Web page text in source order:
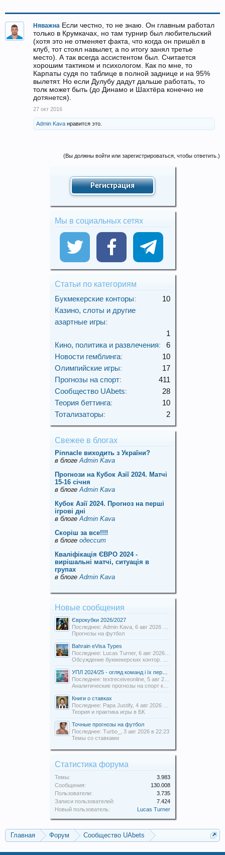
Няважна Если честно, то не знаю. Он главным работал
только в Крумкачах, но там турнир был любительский
(хотя это не отменяет факта, что когда он пришёл в
клуб, тот стоял навылет, а по итогу занял третье
место). А так всегда ассистентом был. Считается
хорошим тактиком и психологом. Как по мне, то
Карпаты судя по таблице в полной заднице и на 95%
вылетят. Но если Дулубу дадут дальше работать, то
толк может быть (до Динамо и Шахтёра конечно не
дотянется).
27 окт 2016
Admin Kava нравится это.
(Вы должны войти или зарегистрироваться, чтобы ответить.)
Регистрация
Мы в социальных сетях
Статьи по категориям
Букмекерские конторы:
10
Казино, слоты и другие
азартные игры:
1
Кино, политика и развлечения:
6
Новости гемблинга:
10
Олимпийские игры:
17
Прогнозы на спорт:
411
Сообщество UAbets:
28
Теория беттинга:
10
Тотализаторы: 2
Свежее в блогах
Pinnacle виходить з України?
в блогеAdmin Kava
Прогнози на Кубок Азії 2024. Матчі
15-16 січня
в блогеAdmin Kava
Кубок Азії 2024. Прогноз на перші
ігрові дні
в блогеAdmin Kava
Скорiш за все!!!!
в блоге одессит
Кваліфікація ЄВРО 2024 -
вирішальні матчі, ситуація в
групах
в блогеAdmin Kava
Новые сообщения
Єврокубки 2026/2027
Последнее: Admin Kava, 6 авг 2026 в 19:31
Прогнозы на футбол
Bahrain eVisa Types
Последнее: Lucas Turner, 6 авг 2026 в 13:16
Последнее: textreceiveonline, 5 авг 2026 в 20:54
Книги о ставках
Последнее: Papa Justify, 4 авг 2026 в 00:12
Теория и практика игры в БК
Точные прогнозы на футбол
Последнее: Turbo_, 3 авг 2026 в 22:23
Темы со ставками
Статистика форума
Темы:
3.983
Сообщения:
130.008
Пользователи:
3.735
Записи пользователей:
7.424
Новый пользователь:
Lucas Turner
Главная Форум
Сообщество UAbets